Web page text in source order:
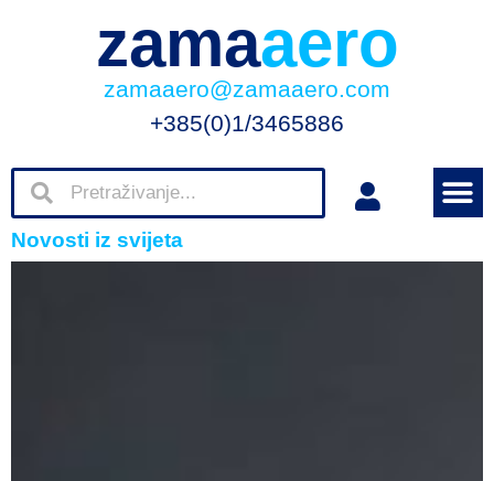
zamaaero
zamaaero@zamaaero.com
+385(0)1/3465886
Novosti iz svijeta